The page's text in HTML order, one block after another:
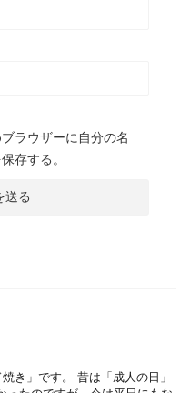
ラウザーに自分の名
存する。
き」です。 昔は「成人の日」